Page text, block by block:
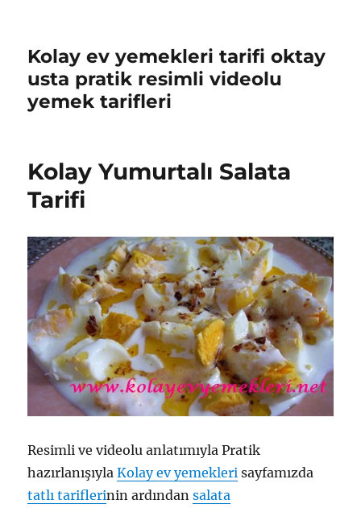
Kolay ev yemekleri tarifi oktay
usta pratik resimli videolu
yemek tarifleri
Kolay Yumurtalı Salata
Tarifi
Resimli ve videolu anlatımıyla Pratik
hazırlanışıylaKolay ev yemekleri sayfamızda
tatlı tariflerinin ardındansalata